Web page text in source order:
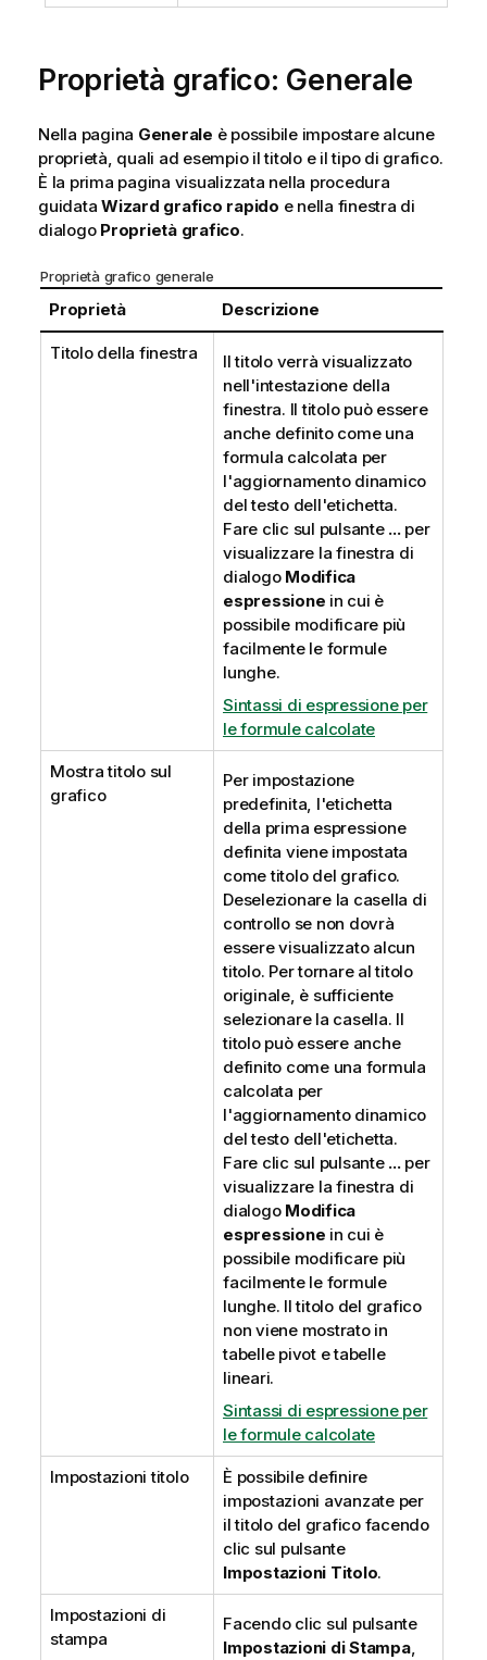
Proprietà grafico: Generale
Nella pagina Generale è possibile impostare alcune
proprietà, quali ad esempio il titolo e il tipo di grafico.
È la prima pagina visualizzata nella procedura
guidata Wizard grafico rapido e nella finestra di
dialogo Proprietà grafico.
Proprietà grafico generale
Proprietà Descrizione
Titolo della finestra
Il titolo verrà visualizzato
nell'intestazione della
finestra. Il titolo può essere
anche definito come una
formula calcolata per
l'aggiornamento dinamico
del testo dell'etichetta.
Fare clic sul pulsante ...per
visualizzare la finestra di
dialogo Modifica
espressione in cui è
possibile modificare più
facilmente le formule
lunghe.
Sintassi di espressione per
le formule calcolate
Mostra titolo sul
grafico
Per impostazione
predefinita, l'etichetta
della prima espressione
definita viene impostata
come titolo del grafico.
Deselezionare la casella di
controllo se non dovrà
essere visualizzato alcun
titolo. Per tornare al titolo
originale, è sufficiente
selezionare la casella. Il
titolo può essere anche
definito come una formula
calcolata per
l'aggiornamento dinamico
del testo dell'etichetta.
Fare clic sul pulsante ...per
visualizzare la finestra di
dialogo Modifica
espressione in cui è
possibile modificare più
facilmente le formule
lunghe. Il titolo del grafico
non viene mostrato in
tabelle pivot e tabelle
lineari.
Sintassi di espressione per
le formule calcolate
Impostazioni titolo
È possibile definire
impostazioni avanzate per
il titolo del grafico facendo
clic sul pulsante
Impostazioni Titolo.
Impostazioni di
stampa
Facendo clic sul pulsante
Impostazioni di Stampa,